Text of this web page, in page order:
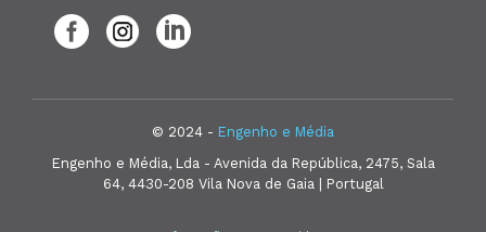
© 2024 - Engenho e Média
Engenho e Média, Lda - Avenida da República, 2475, Sala
64, 4430-208 Vila Nova de Gaia | Portugal